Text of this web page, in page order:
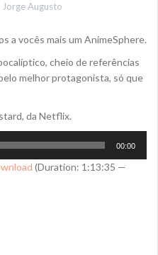
Jorge Augusto
a vocês mais um AnimeSphere.
cheio de referências
melhor protagonista, só que
da Netflix.
00:00
(Duration: 1:13:35 —